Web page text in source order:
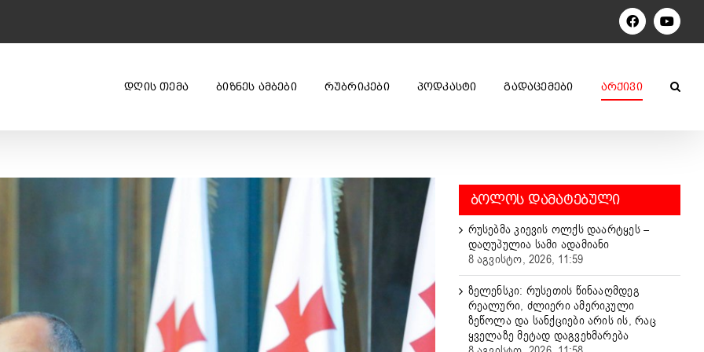
Facebook
ᲓᲦᲘᲡ ᲗᲔᲛᲐ ᲑᲘᲖᲜᲔᲡ ᲐᲛᲑᲔᲑᲘ ᲠᲣᲑᲠᲘᲙᲔᲑᲘ ᲞᲝᲓᲙᲐᲡᲢᲘ ᲒᲐᲓᲐᲪᲔᲛᲔᲑᲘ ᲐᲠᲥᲘᲕᲘ
ᲑᲝᲚᲝᲡ ᲓᲐᲛᲐᲢᲔᲑᲣᲚᲘ
რუსებმა კიევის ოლქს დაარტყეს –
დაღუპულია სამი ადამიანი
8 აგვისტო, 2026, 11:59
ზელენსკი: რუსეთის წინააღმდეგ
რეალური, ძლიერი ამერიკული
ზეწოლა და სანქციები არის ის, რაც
ყველაზე მეტად დაგვეხმარება